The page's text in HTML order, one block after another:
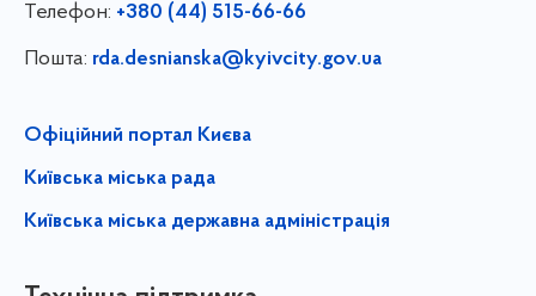
Телефон: +380 (44) 515-66-66
Пошта: rda.desnianska@kyivcity.gov.ua
Офіційний портал Києва
Київська міська рада
Київська міська державна адміністрація